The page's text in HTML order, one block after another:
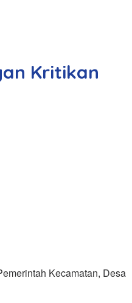
Kritikan
Kecamatan, Desa